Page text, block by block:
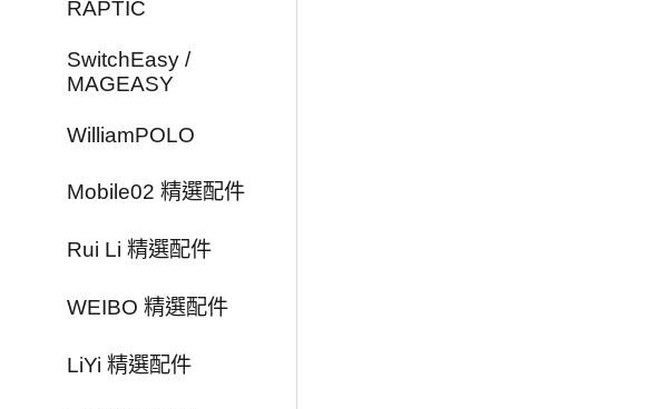
RAPTIC
SwitchEasy /
MAGEASY
WilliamPOLO
Mobile02 精選配件
Rui Li 精選配件
WEIBO 精選配件
LiYi 精選配件